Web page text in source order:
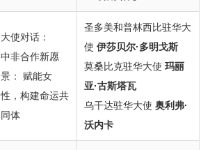
大使对话：
中非合作新愿
景： 赋能女
性，构建命运共
同体
圣多美和普林西比驻华大
使 伊莎贝尔·多明戈斯
莫桑比克驻华大使 玛丽
亚·古斯塔瓦
乌干达驻华大使 奥利弗·
沃内卡